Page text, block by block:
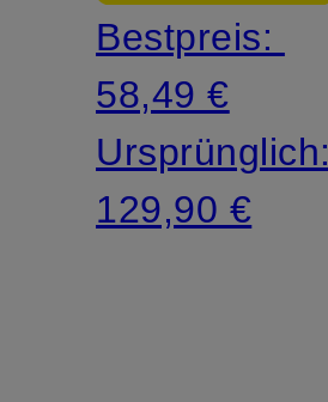
Bestpreis:
58,49 €
Ursprünglich:
129,90 €